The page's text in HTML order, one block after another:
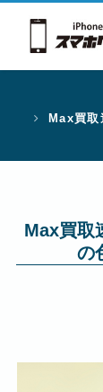
Max買取
Max買取
の